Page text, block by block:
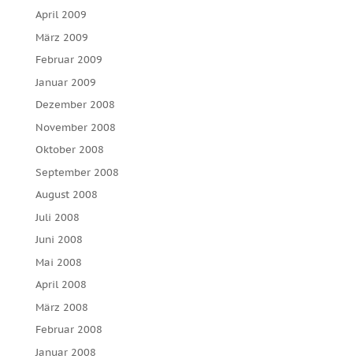
April 2009
März 2009
Februar 2009
Januar 2009
Dezember 2008
November 2008
Oktober 2008
September 2008
August 2008
Juli 2008
Juni 2008
Mai 2008
April 2008
März 2008
Februar 2008
Januar 2008